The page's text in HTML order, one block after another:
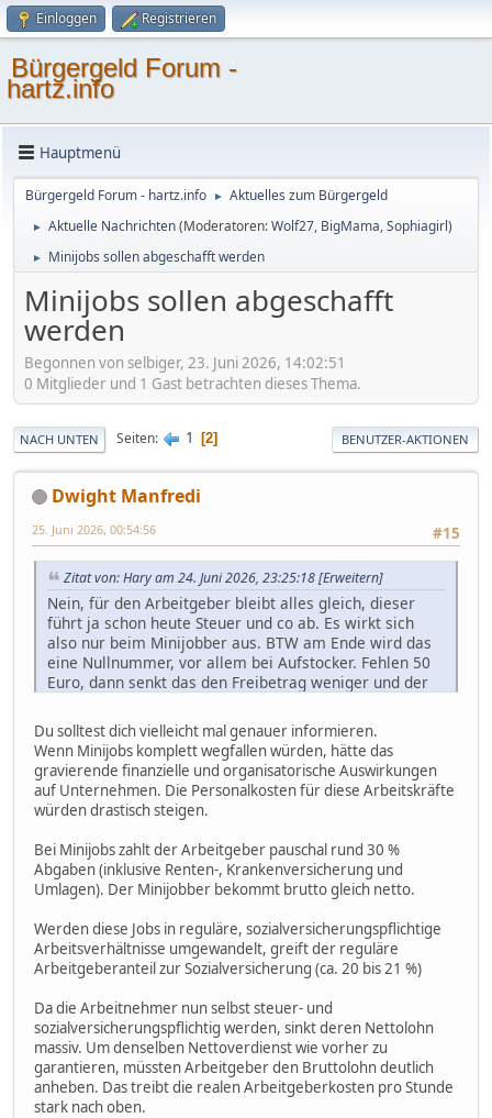
Einloggen Registrieren
Bürgergeld Forum -
hartz.info
Hauptmenü
Bürgergeld Forum - hartz.info ► Aktuelles zum Bürgergeld
► Aktuelle Nachrichten(Moderatoren:Wolf27, BigMama,Sophiagirl)
► Minijobs sollen abgeschafft werden
Minijobs sollen abgeschafft
werden
Begonnen von selbiger, 23. Juni 2026, 14:02:51
0 Mitglieder und 1 Gast betrachten dieses Thema.
NACH UNTEN Seiten 1 2 BENUTZER-AKTIONEN
Dwight Manfredi
#15
25. Juni 2026, 00:54:56
Zitat von: Hary am 24. Juni 2026, 23:25:18[Erweitern]
Nein, für den Arbeitgeber bleibt alles gleich, dieser
führt ja schon heute Steuer und co ab. Es wirkt sich
also nur beim Minijobber aus. BTW am Ende wird das
eine Nullnummer, vor allem bei Aufstocker. Fehlen 50
Euro, dann senkt das den Freibetrag weniger und der
Du solltest dich vielleicht mal genauer informieren.
Wenn Minijobs komplett wegfallen würden, hätte das
gravierende finanzielle und organisatorische Auswirkungen
auf Unternehmen. Die Personalkosten für diese Arbeitskräfte
würden drastisch steigen.
Bei Minijobs zahlt der Arbeitgeber pauschal rund 30 %
Abgaben (inklusive Renten-, Krankenversicherung und
Umlagen). Der Minijobber bekommt brutto gleich netto.
Werden diese Jobs in reguläre, sozialversicherungspflichtige
Arbeitsverhältnisse umgewandelt, greift der reguläre
Arbeitgeberanteil zur Sozialversicherung (ca. 20 bis 21 %)
Da die Arbeitnehmer nun selbst steuer- und
sozialversicherungspflichtig werden, sinkt deren Nettolohn
massiv. Um denselben Nettoverdienst wie vorher zu
garantieren, müssten Arbeitgeber den Bruttolohn deutlich
anheben. Das treibt die realen Arbeitgeberkosten pro Stunde
stark nach oben.